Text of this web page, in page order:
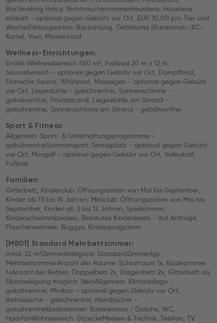
BarSmoking Policy: NichtraucherzimmerHaustiere: Haustiere
erlaubt - optional gegen Gebühr vor Ort, EUR 70,00 pro Tier und
WocheZahlungsarten: Barzahlung, Debitkarte (Bankomat-/EC-
Karte), Visa, Mastercard
Wellness-Einrichtungen:
Größe Wellnessbereich 450 m², Freibad 20 m x 12 m,
Saunabereich - optional gegen Gebühr vor Ort, Dampfbad,
Finnische Sauna, Whirlpool, Massagen - optional gegen Gebühr
vor Ort, Liegestühle - gebührenfrei, Sonnenschirme -
gebührenfrei, Privatstrand, Liegestühle am Strand -
gebührenfrei, Sonnenschirme am Strand - gebührenfrei
Sport & Fitness:
Allgemein: Sport- & Unterhaltungsprogramme -
gebührenfreiSommersport: Tennisplatz - optional gegen Gebühr
vor Ort, Minigolf - optional gegen Gebühr vor Ort, Volleyball,
Fußball
Familien:
Gitterbett, Kinderclub: Öffnungszeiten von Mai bis September,
Kinder ab 13 bis 16 Jahren, Miniclub: Öffnungszeiten von Mai bis
September, Kinder ab 3 bis 12 Jahren, Spielzimmer,
Kinderschwimmbecken, Betreutes Kinderessen - auf Anfrage,
Flaschenwärmer, Buggys, Kinderprogramm
[MB01] Standard Mehrbettzimmer:
mind. 22 m²Zimmerkategorie: StandardZimmertyp:
MehrbettzimmerAnzahl der Räume: Schlafraum 1x, Badezimmer
1xAnzahl der Betten: Doppelbett 2x, Etagenbett 2x, Gitterbett als
Überbelegung möglich: NeinAllgemein: Klimaanlage -
gebührenfrei, Minibar - optional gegen Gebühr vor Ort,
Bettwäsche - gebührenfrei, Handtücher -
gebührenfreiBadezimmer: Badewanne / Dusche, WC,
HaarfönWohnbereich: SitzeckeMedien & Technik: Telefon, TV